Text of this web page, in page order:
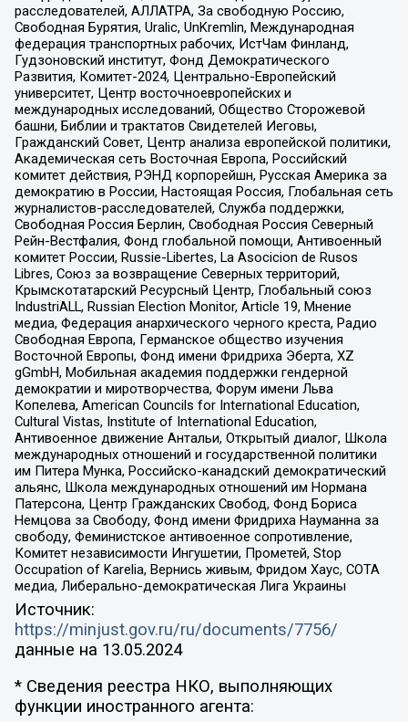
расследователей, АЛЛАТРА, За свободную Россию,
Свободная Бурятия, Uralic, UnKremlin, Международная
федерация транспортных рабочих, ИстЧам Финланд,
Гудзоновский институт, Фонд Демократического
Развития, Комитет-2024, Центрально-Европейский
университет, Центр восточноевропейских и
международных исследований, Общество Сторожевой
башни, Библии и трактатов Свидетелей Иеговы,
Гражданский Совет, Центр анализа европейской политики,
Академическая сеть Восточная Европа, Российский
комитет действия, РЭНД корпорейшн, Русская Америка за
демократию в России, Настоящая Россия, Глобальная сеть
журналистов-расследователей, Служба поддержки,
Свободная Россия Берлин, Свободная Россия Северный
Рейн-Вестфалия, Фонд глобальной помощи, Антивоенный
комитет России, Russie-Libertes, La Asocicion de Rusos
Libres, Союз за возвращение Северных территорий,
Крымскотатарский Ресурсный Центр, Глобальный союз
IndustriALL, Russian Election Monitor, Article 19, Мнение
медиа, Федерация анархического черного креста, Радио
Свободная Европа, Германское общество изучения
Восточной Европы, Фонд имени Фридриха Эберта, XZ
gGmbH, Мобильная академия поддержки гендерной
демократии и миротворчества, Форум имени Льва
Копелева, American Councils for International Education,
Cultural Vistas, Institute of International Education,
Антивоенное движение Антальи, Открытый диалог, Школа
международных отношений и государственной политики
им Питера Мунка, Российско-канадский демократический
альянс, Школа международных отношений им Нормана
Патерсона, Центр Гражданских Свобод, Фонд Бориса
Немцова за Свободу, Фонд имени Фридриха Науманна за
свободу, Феминистское антивоенное сопротивление,
Комитет независимости Ингушетии, Прометей, Stop
Occupation of Karelia, Вернись живым, Фридом Хаус, СОТА
медиа, Либерально-демократическая Лига Украины
Источник:
https://minjust.gov.ru/ru/documents/7756/
данные на 13.05.2024
* Сведения реестра НКО, выполняющих
функции иностранного агента: